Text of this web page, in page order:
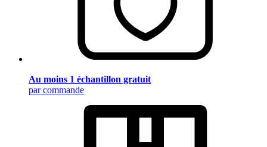
Au moins 1 échantillon gratuit
par commande